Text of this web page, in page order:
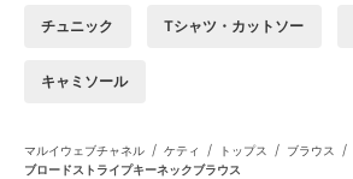
チュニック Tシャツ・カットソー
キャミソール
マルイウェブチャネル / ケティ / トップス / ブラウス /
ブロードストライプキーネックブラウス